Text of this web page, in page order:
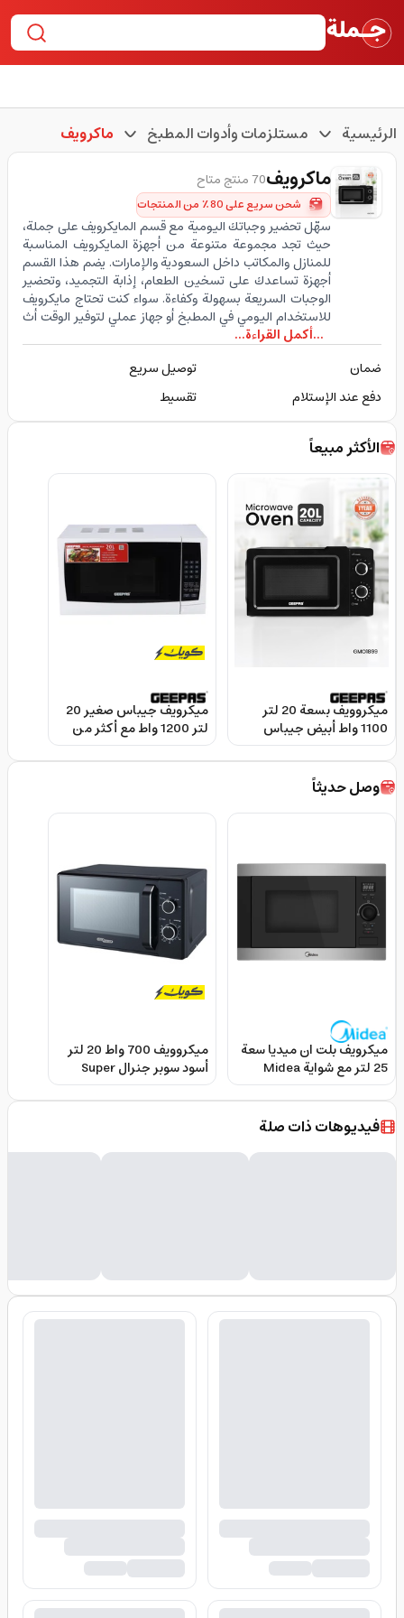
الرئيسية مستلزمات وأدوات المطبخ ماكرويف
ماكرويف70 منتج متاح
شحن سريع على 80٪ من المنتجات
سهّل تحضير وجباتك اليومية مع قسم المايكرويف على جملة،
حيث تجد مجموعة متنوعة من أجهزة المايكرويف المناسبة
للمنازل والمكاتب داخل السعودية والإمارات. يضم هذا القسم
أجهزة تساعدك على تسخين الطعام، إذابة التجميد، وتحضير
الوجبات السريعة بسهولة وكفاءة. سواء كنت تحتاج مايكرويف
للاستخدام اليومي في المطبخ أو جهاز عملي لتوفير الوقت أث
...أكمل القراءة...
ضمان
توصيل سريع
دفع عند الإستلام
تقسيط
الأكثر مبيعاً
ميكروويف بسعة 20 لتر
1100 واط أبيض جيباس
Geepas White 1100W 20L
Microwave Oven
ميكرويف جيباس صغير 20
لتر 1200 واط مع أكثر من
برنامج Geepas Digital
Microwave Oven
وصل حديثاً
ميكرويف بلت ان ميديا سعة
25 لتر مع شواية Midea
Built In Micro Wave Oven
ميكروويف 700 واط 20 لتر
أسود سوبر جنرال Super
General Microwave Oven
5 Power Levels
فيديوهات ذات صلة